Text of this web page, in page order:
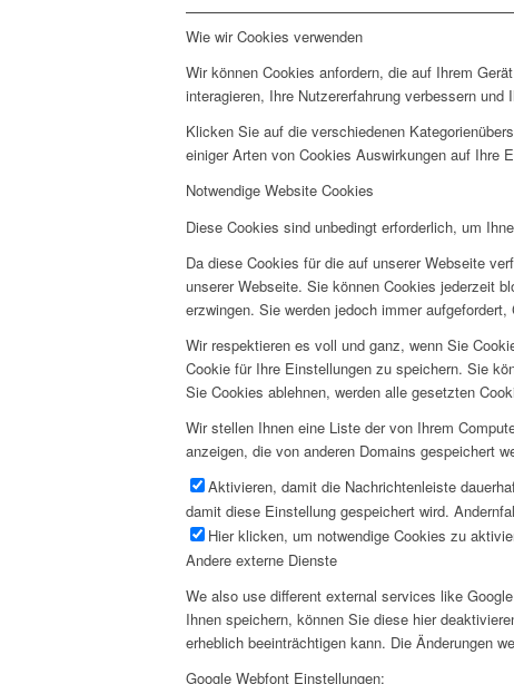
Wie wir Cookies verwenden
Wir können Cookies anfordern, die auf Ihrem
interagieren, Ihre Nutzererfahrung verbessern
Klicken Sie auf die verschiedenen
einiger Arten von Cookies Auswirkungen auf Ihre
Notwendige Website Cookies
Diese Cookies sind unbedingt erforderlich, um
Da diese Cookies für die auf unserer Webseite
unserer Webseite. Sie können Cookies jederzeit
erzwingen. Sie werden jedoch immer
Wir respektieren es voll und ganz, wenn Sie
Cookie für Ihre Einstellungen zu speichern. Sie
Sie Cookies ablehnen, werden alle gesetzten
Wir stellen Ihnen eine Liste der von Ihrem
anzeigen, die von anderen Domains gespeichert
Aktivieren, damit die Nachrichtenleiste
damit diese Einstellung gespeichert wird.
Hier klicken, um notwendige Cookies zu
Andere externe Dienste
We also use different external services like
Ihnen speichern, können Sie diese hier
erheblich beeinträchtigen kann. Die Änderungen
Google Webfont Einstellungen: